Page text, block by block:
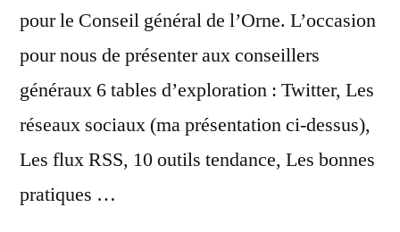
pour le Conseil général de l’Orne. L’occasion
pour nous de présenter aux conseillers
généraux 6 tables d’exploration : Twitter, Les
réseaux sociaux (ma présentation ci-dessus),
Les flux RSS, 10 outils tendance, Les bonnes
pratiques …